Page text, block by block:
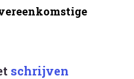
schrijven